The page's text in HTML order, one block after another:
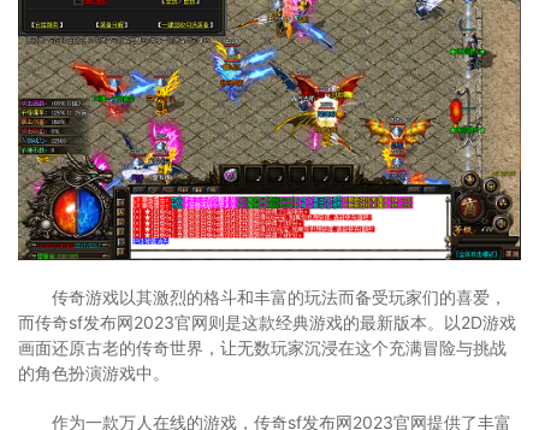
传奇游戏以其激烈的格斗和丰富的玩法而备受玩家们的喜爱，
而传奇sf发布网2023官网则是这款经典游戏的最新版本。以2D游戏
画面还原古老的传奇世界，让无数玩家沉浸在这个充满冒险与挑战
的角色扮演游戏中。
作为一款万人在线的游戏，传奇sf发布网2023官网提供了丰富